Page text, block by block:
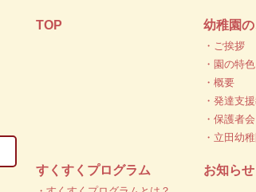
TOP 幼稚園
・ご挨拶
・園の特色
・概要
・発達支
・保護者会
・立田幼
すくすくプログラム お知らせ